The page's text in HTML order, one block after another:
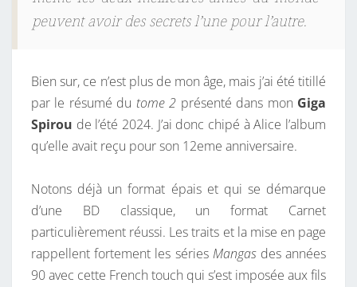
peuvent avoir des secrets l’une pour l’autre.
Bien sur, ce n’est plus de mon âge, mais j’ai été titillé
par le résumé du tome 2 présenté dans mon Giga
Spirou de l’été 2024. J’ai donc chipé à Alice l’album
qu’elle avait reçu pour son 12eme anniversaire.
Notons déjà un format épais et qui se démarque
d’une BD classique, un format Carnet
particulièrement réussi. Les traits et la mise en page
rappellent fortement les séries Mangasdes années
90 avec cette French touch qui s’est imposée aux fils